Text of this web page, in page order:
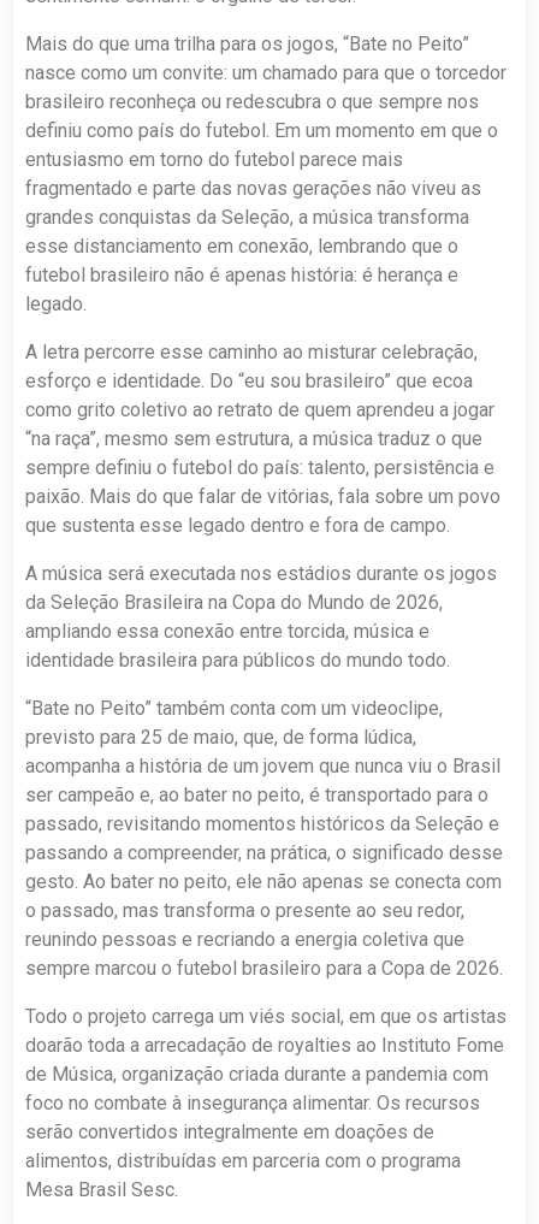
Mais do que uma trilha para os jogos, “Bate no Peito”
nasce como um convite: um chamado para que o torcedor
brasileiro reconheça ou redescubra o que sempre nos
definiu como país do futebol. Em um momento em que o
entusiasmo em torno do futebol parece mais
fragmentado e parte das novas gerações não viveu as
grandes conquistas da Seleção, a música transforma
esse distanciamento em conexão, lembrando que o
futebol brasileiro não é apenas história: é herança e
legado.
A letra percorre esse caminho ao misturar celebração,
esforço e identidade. Do “eu sou brasileiro” que ecoa
como grito coletivo ao retrato de quem aprendeu a jogar
“na raça”, mesmo sem estrutura, a música traduz o que
sempre definiu o futebol do país: talento, persistência e
paixão. Mais do que falar de vitórias, fala sobre um povo
que sustenta esse legado dentro e fora de campo.
A música será executada nos estádios durante os jogos
da Seleção Brasileira na Copa do Mundo de 2026,
ampliando essa conexão entre torcida, música e
identidade brasileira para públicos do mundo todo.
“Bate no Peito” também conta com um videoclipe,
previsto para 25 de maio, que, de forma lúdica,
acompanha a história de um jovem que nunca viu o Brasil
ser campeão e, ao bater no peito, é transportado para o
passado, revisitando momentos históricos da Seleção e
passando a compreender, na prática, o significado desse
gesto. Ao bater no peito, ele não apenas se conecta com
o passado, mas transforma o presente ao seu redor,
reunindo pessoas e recriando a energia coletiva que
sempre marcou o futebol brasileiro para a Copa de 2026.
Todo o projeto carrega um viés social, em que os artistas
doarão toda a arrecadação de royalties ao Instituto Fome
de Música, organização criada durante a pandemia com
foco no combate à insegurança alimentar. Os recursos
serão convertidos integralmente em doações de
alimentos, distribuídas em parceria com o programa
Mesa Brasil Sesc.